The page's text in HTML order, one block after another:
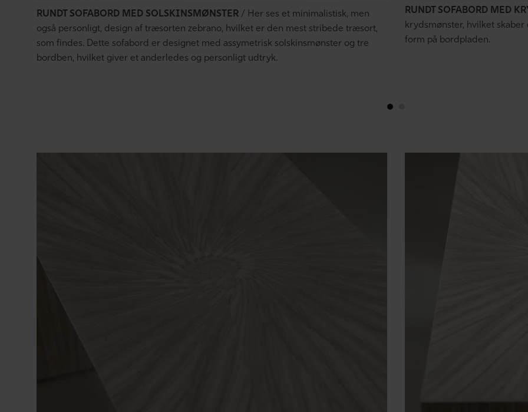
RUNDT SOFABORD MED SOLSKINSMØNSTER / Her ses et minimalistisk, men
også personligt, design af træsorten zebrano, hvilket er den mest stribede træsort,
som findes. Dette sofabord er designet med assymetrisk solskinsmønster og tre
bordben, hvilket giver et anderledes og personligt udtryk.
RUNDT SOFABORD MED
krydsmønster, hvilket
form på bordpladen.